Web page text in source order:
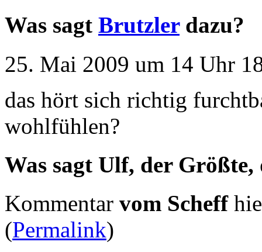
Was sagt Brutzlerdazu?
25. Mai 2009 um 14 Uhr
das hört sich richtig
wohlfühlen?
Was sagt Ulf, der Größte,
Kommentar vom Scheff
(Permalink)